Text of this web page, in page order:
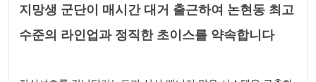
지망생 군단이 매시간 대거 출근하여 논현동 최고
수준의 라인업과 정직한 초이스를 약속합니다